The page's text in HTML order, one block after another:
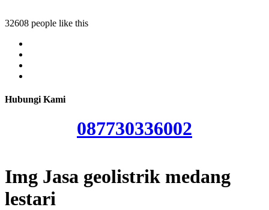
32608 people like this
Hubungi Kami
087730336002
Img Jasa geolistrik medang
lestari